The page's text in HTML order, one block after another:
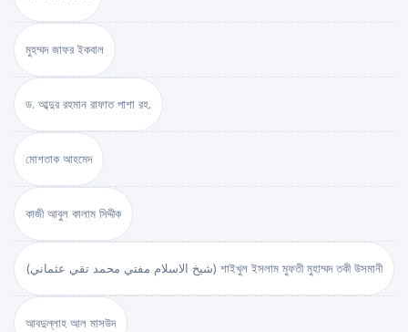
মুহম্মদ জাফর ইকবাল
ড. আব্দুর রহমান রাফাত পাশা রহ.
মোশতাক আহমেদ
কাজী আবুল কালাম সিদ্দীক
(شيخ الاسلام مفتي محمد تقي عثماني) শাইখুল ইসলাম মুফতী মুহাম্মদ তকী উসমানী
আবদুল্লাহ আল মাসউদ